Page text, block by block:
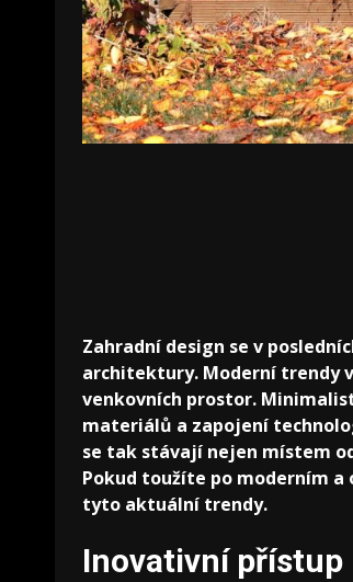
Zahradní design se v
architektury. Moderní trendy
venkovních prostor.
materiálů a zapojení
se tak stávají nejen místem
Pokud toužíte po moderním
tyto aktuální trendy.
Inovativní přístup